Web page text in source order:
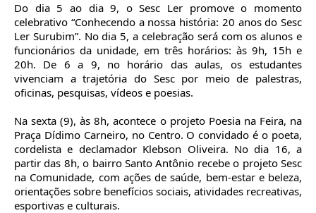
Do dia 5 ao dia 9, o Sesc Ler promove o momento
celebrativo “Conhecendo a nossa história: 20 anos do Sesc
Ler Surubim”. No dia 5, a celebração será com os alunos e
funcionários da unidade, em três horários: às 9h, 15h e
20h. De 6 a 9, no horário das aulas, os estudantes
vivenciam a trajetória do Sesc por meio de palestras,
oficinas, pesquisas, vídeos e poesias.
Na sexta (9), às 8h, acontece o projeto Poesia na Feira, na
Praça Dídimo Carneiro, no Centro. O convidado é o poeta,
cordelista e declamador Klebson Oliveira. No dia 16, a
partir das 8h, o bairro Santo Antônio recebe o projeto Sesc
na Comunidade, com ações de saúde, bem-estar e beleza,
orientações sobre benefícios sociais, atividades recreativas,
esportivas e culturais.